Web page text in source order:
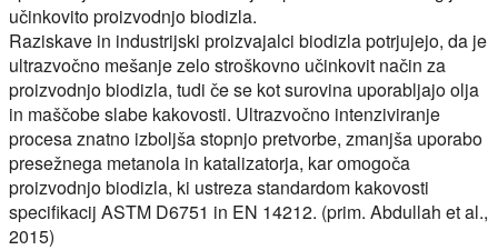
učinkovito proizvodnjo biodizla.
Raziskave in industrijski proizvajalci biodizla potrjujejo, da je
ultrazvočno mešanje zelo stroškovno učinkovit način za
proizvodnjo biodizla, tudi če se kot surovina uporabljajo olja
in maščobe slabe kakovosti. Ultrazvočno intenziviranje
procesa znatno izboljša stopnjo pretvorbe, zmanjša uporabo
presežnega metanola in katalizatorja, kar omogoča
proizvodnjo biodizla, ki ustreza standardom kakovosti
specifikacij ASTM D6751 in EN 14212. (prim. Abdullah et al.,
2015)